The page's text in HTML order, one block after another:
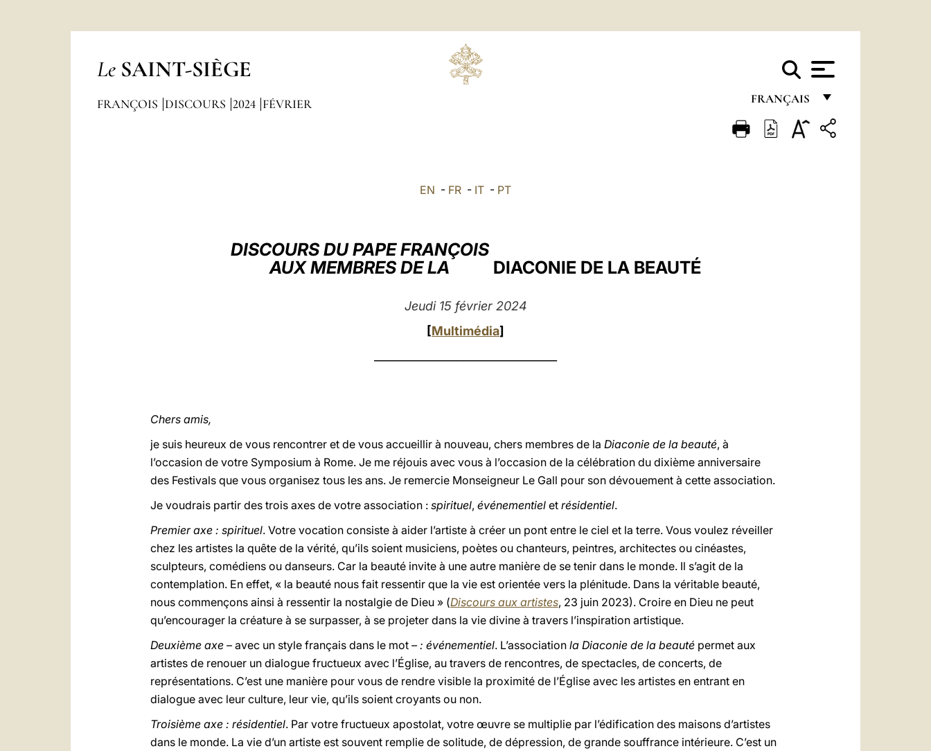
Le SAINT-SIÈGE
FRANÇAIS
FRANÇAIS
FRANÇOIS DISCOURS 2024 FÉVRIER
EN - FR - IT - PT
DISCOURS DU PAPE FRANÇOIS
AUX MEMBRES DE LA
DIACONIE DE LA BEAUTÉ
Jeudi 15 février 2024
[Multimédia]
Chers amis,
je suis heureux de vous rencontrer et de vous accueillir à nouveau, chers membres de la Diaconie de la beauté, à
l’occasion de votre Symposium à Rome. Je me réjouis avec vous à l’occasion de la célébration du dixième anniversaire
des Festivals que vous organisez tous les ans. Je remercie Monseigneur Le Gall pour son dévouement à cette association.
Je voudrais partir des trois axes de votre association : spirituel, événementiel et résidentiel.
Premier axe : spirituel. Votre vocation consiste à aider l’artiste à créer un pont entre le ciel et la terre. Vous voulez réveiller
chez les artistes la quête de la vérité, qu’ils soient musiciens, poètes ou chanteurs, peintres, architectes ou cinéastes,
sculpteurs, comédiens ou danseurs. Car la beauté invite à une autre manière de se tenir dans le monde. Il s’agit de la
contemplation. En effet, « la beauté nous fait ressentir que la vie est orientée vers la plénitude. Dans la véritable beauté,
nous commençons ainsi à ressentir la nostalgie de Dieu » (Discours aux artistes, 23 juin 2023). Croire en Dieu ne peut
qu’encourager la créature à se surpasser, à se projeter dans la vie divine à travers l’inspiration artistique.
Deuxième axe –avec un style français dans le mot – : événementiel. L’association la Diaconie de la beauté permet aux
artistes de renouer un dialogue fructueux avec l’Église, au travers de rencontres, de spectacles, de concerts, de
représentations. C’est une manière pour vous de rendre visible la proximité de l’Église avec les artistes en entrant en
dialogue avec leur culture, leur vie, qu’ils soient croyants ou non.
Troisième axe : résidentiel. Par votre fructueux apostolat, votre œuvre se multiplie par l’édification des maisons d’artistes
dans le monde. La vie d’un artiste est souvent remplie de solitude, de dépression, de grande souffrance intérieure. C’est un